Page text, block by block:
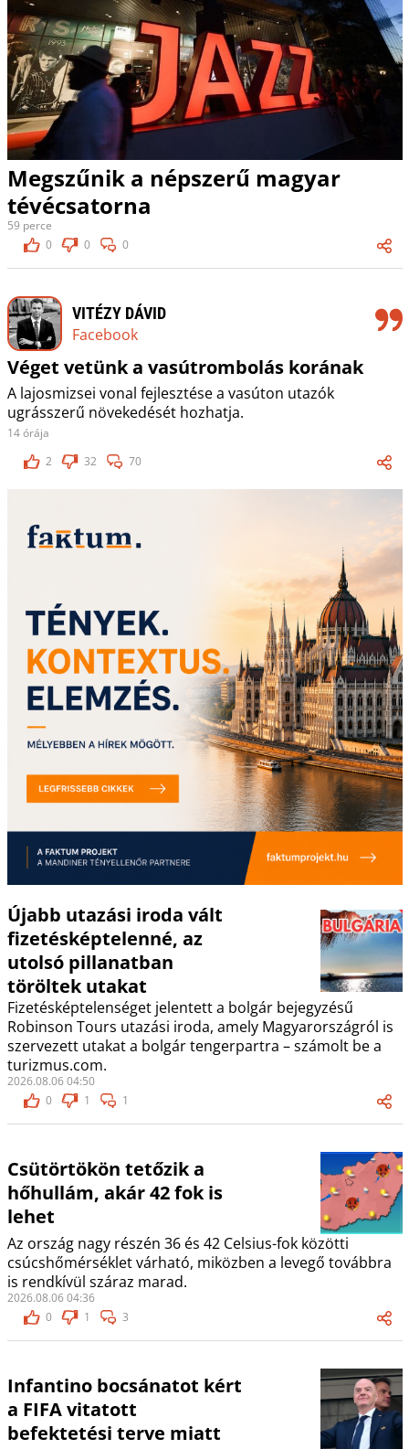
Megszűnik a népszerű magyar
tévécsatorna
59 perce
0
0 0
VITÉZY DÁVID
Facebook
Véget vetünk a vasútrombolás korának
A lajosmizsei vonal fejlesztése a vasúton utazók
ugrásszerű növekedését hozhatja.
14 órája
2
32 70
Újabb utazási iroda vált
fizetésképtelenné, az
utolsó pillanatban
töröltek utakat
Fizetésképtelenséget jelentett a bolgár bejegyzésű
Robinson Tours utazási iroda, amely Magyarországról is
szervezett utakat a bolgár tengerpartra – számolt be a
turizmus.com.
2026.08.06 04:50
0
1 1
Csütörtökön tetőzik a
hőhullám, akár 42 fok is
lehet
Az ország nagy részén 36 és 42 Celsius-fok közötti
csúcshőmérséklet várható, miközben a levegő továbbra
is rendkívül száraz marad.
2026.08.06 04:36
0
1 3
Infantino bocsánatot kért
a FIFA vitatott
befektetési terve miatt